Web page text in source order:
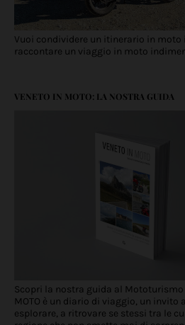
Vuoi condividere un itinerario in moto
raccontare un viaggio in moto
VENETO IN MOTO: LA NOSTRA GUIDA
Scopri la nostra guida al Mototurismo
MOTO è un diario di viaggio, un invito
esplorare, a ritrovare se stessi tra le